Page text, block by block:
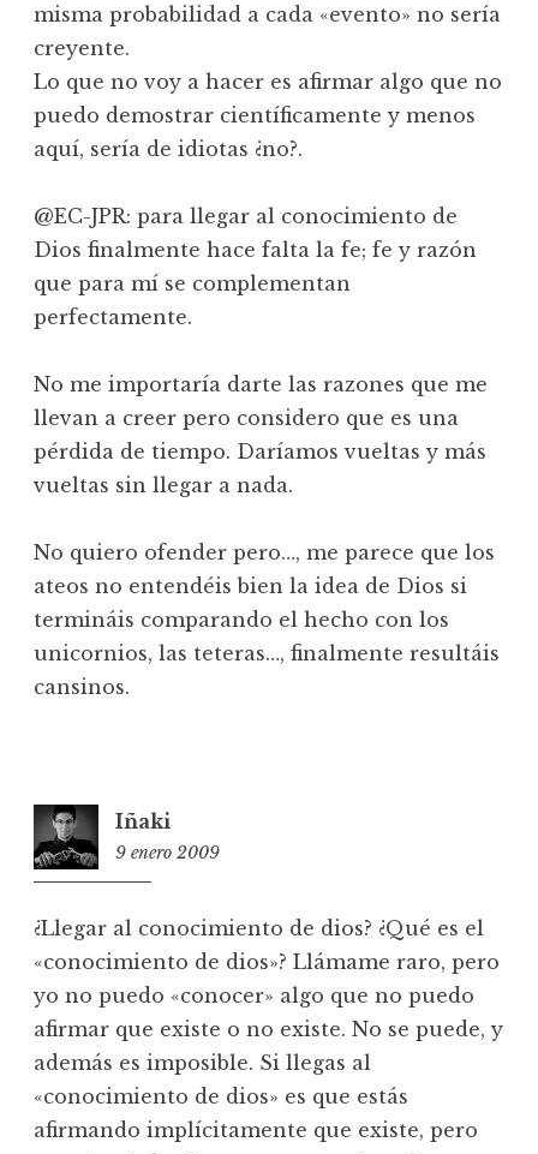
misma probabilidad a cada «evento» no sería
creyente.
Lo que no voy a hacer es afirmar algo que no
puedo demostrar científicamente y menos
aquí, sería de idiotas ¿no?.
@EC-JPR: para llegar al conocimiento de
Dios finalmente hace falta la fe; fe y razón
que para mí se complementan
perfectamente.
No me importaría darte las razones que me
llevan a creer pero considero que es una
pérdida de tiempo. Daríamos vueltas y más
vueltas sin llegar a nada.
No quiero ofender pero…, me parece que los
ateos no entendéis bien la idea de Dios si
termináis comparando el hecho con los
unicornios, las teteras…, finalmente resultáis
cansinos.
Iñaki
9 enero 2009
¿Llegar al conocimiento de dios? ¿Qué es el
«conocimiento de dios»? Llámame raro, pero
yo no puedo «conocer» algo que no puedo
afirmar que existe o no existe. No se puede, y
además es imposible. Si llegas al
«conocimiento de dios» es que estás
afirmando implícitamente que existe, pero